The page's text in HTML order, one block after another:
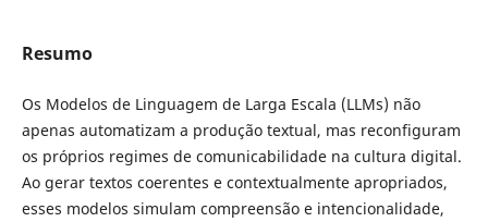
Resumo
Os Modelos de Linguagem de Larga Escala (LLMs) não
apenas automatizam a produção textual, mas reconfiguram
os próprios regimes de comunicabilidade na cultura digital.
Ao gerar textos coerentes e contextualmente apropriados,
esses modelos simulam compreensão e intencionalidade,